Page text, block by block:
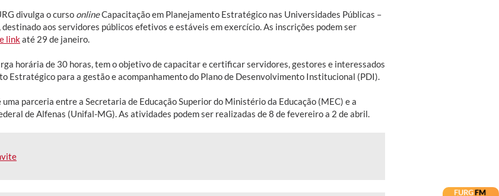
divulga o curso onlineCapacitação em Planejamento Estratégico nas Universidades Públicas –
destinado aos servidores públicos efetivos e estáveis em exercício. As inscrições podem ser
linkaté 29 de janeiro.
horária de 30 horas, tem o objetivo de capacitar e certificar servidores, gestores e interessados
Estratégico para a gestão e acompanhamento do Plano de Desenvolvimento Institucional (PDI).
uma parceria entre a Secretaria de Educação Superior do Ministério da Educação (MEC) e a
de Alfenas (Unifal-MG). As atividades podem ser realizadas de 8 de fevereiro a 2 de abril.